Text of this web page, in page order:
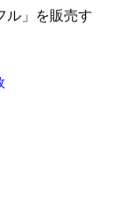
ル」を販売す